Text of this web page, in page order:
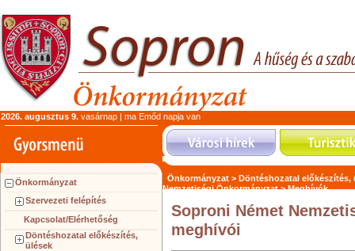
2026. augusztus 9. vasárnap | ma Emőd napja van
Önkormányzat
Szervezeti felépítés
Kapcsolat/Elérhetőség
Döntéshozatal előkészítés,
ülések
Önkormányzat > Döntéshozatal előkészítés,
Nemzetiségi Önkormányzat >Meghívók
Soproni Német
meghívói